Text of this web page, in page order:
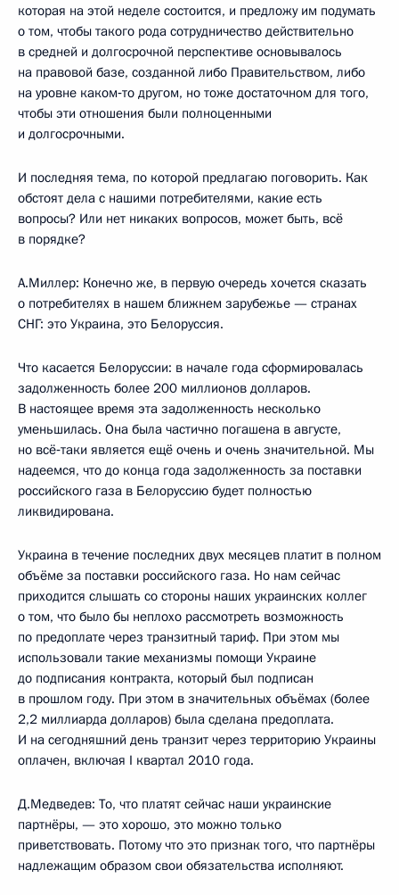
которая на этой неделе состоится, и предложу им подумать
о том, чтобы такого рода сотрудничество действительно
в средней и долгосрочной перспективе основывалось
на правовой базе, созданной либо Правительством, либо
на уровне каком‑то другом, но тоже достаточном для того,
чтобы эти отношения были полноценными
и долгосрочными.
И последняя тема, по которой предлагаю поговорить. Как
обстоят дела с нашими потребителями, какие есть
вопросы? Или нет никаких вопросов, может быть, всё
в порядке?
А.Миллер: Конечно же, в первую очередь хочется сказать
о потребителях в нашем ближнем зарубежье — странах
СНГ: это Украина, это Белоруссия.
Что касается Белоруссии: в начале года сформировалась
задолженность более 200 миллионов долларов.
В настоящее время эта задолженность несколько
уменьшилась. Она была частично погашена в августе,
но всё‑таки является ещё очень и очень значительной. Мы
надеемся, что до конца года задолженность за поставки
российского газа в Белоруссию будет полностью
ликвидирована.
Украина в течение последних двух месяцев платит в полном
объёме за поставки российского газа. Но нам сейчас
приходится слышать со стороны наших украинских коллег
о том, что было бы неплохо рассмотреть возможность
по предоплате через транзитный тариф. При этом мы
использовали такие механизмы помощи Украине
до подписания контракта, который был подписан
в прошлом году. При этом в значительных объёмах (более
2,2 миллиарда долларов) была сделана предоплата.
И на сегодняшний день транзит через территорию Украины
оплачен, включая I квартал 2010 года.
Д.Медведев: То, что платят сейчас наши украинские
партнёры, — это хорошо, это можно только
приветствовать. Потому что это признак того, что партнёры
надлежащим образом свои обязательства исполняют.